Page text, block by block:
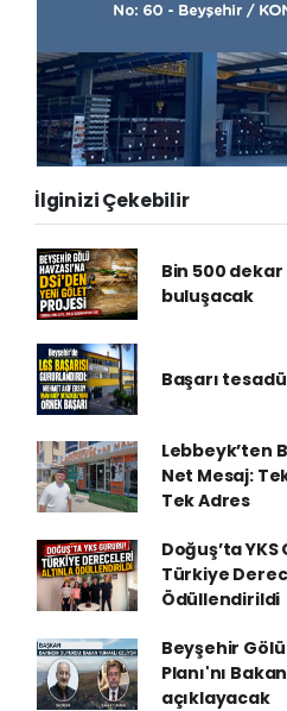
İlginizi Çekebilir
Bin 500
buluşacak
Başarı
Lebbeyk’ten
Net Mesaj:
Tek Adres
Doğuş’ta
Türkiye
Ödüllendirildi
Beyşehir
Planı'nı
açıklayacak